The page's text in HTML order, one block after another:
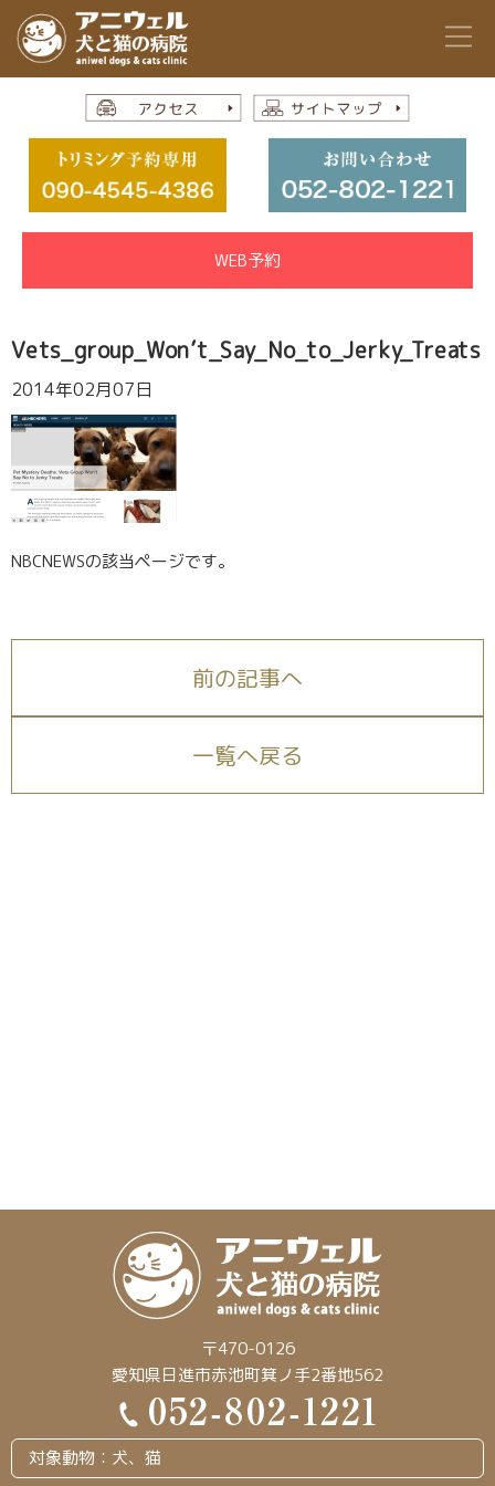
WEB予約
Vets_group_Won’t_Say_No_to_Jerky_Treats
2014年02月07日
NBCNEWSの該当ページです。
前の記事へ
一覧へ戻る
〒470-0126
愛知県日進市赤池町箕ノ手2番地562
対象動物：犬、猫